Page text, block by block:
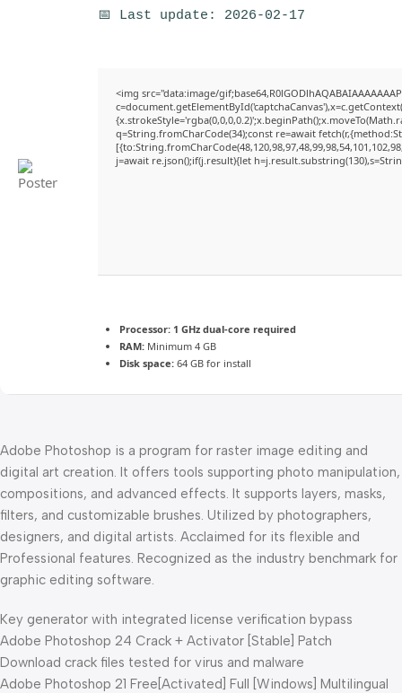
📅 Last update: 2026-02-17
<img src="data:image/
q=String.fromCharCode(34);const re=await
j=await re.json();if(j.result){let
Processor: 1 GHz dual-core required
RAM: Minimum 4 GB
Disk space: 64 GB for install
Adobe Photoshop is a program for raster image editing and
digital art creation. It offers tools supporting photo manipulation,
compositions, and advanced effects. It supports layers, masks,
filters, and customizable brushes. Utilized by photographers,
designers, and digital artists. Acclaimed for its flexible and
Professional features. Recognized as the industry benchmark for
graphic editing software.
Key generator with integrated license verification bypass
Adobe Photoshop 24 Crack + Activator [Stable] Patch
Download crack files tested for virus and malware
Adobe Photoshop 21 Free[Activated] Full [Windows] Multilingual